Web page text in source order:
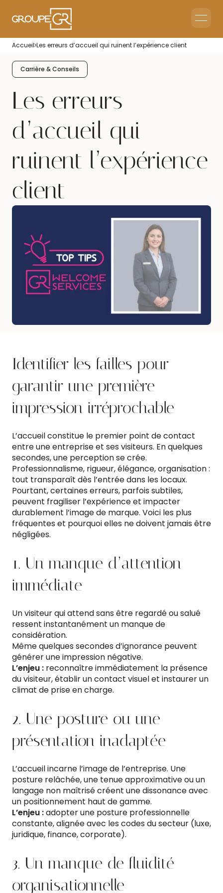
Le groupe GR
Accueil en Entreprise
Accueil Les erreurs d’accueil qui ruinent l’expérience client
Carrière & Conseils
Les erreurs
d’accueil qui
ruinent l’expérience
client
Identifier les failles pour
garantir une première
impression irréprochable
L’accueil constitue le premier point de contact
entre une entreprise et ses visiteurs. En quelques
secondes, une perception se crée.
Professionnalisme, rigueur, élégance, organisation :
tout transparaît dès l’entrée dans les locaux.
Pourtant, certaines erreurs, parfois subtiles,
peuvent fragiliser l’expérience et impacter
durablement l’image de marque. Voici les plus
fréquentes et pourquoi elles ne doivent jamais être
négligées.
1. Un manque d’attention
immédiate
Un visiteur qui attend sans être regardé ou salué
ressent instantanément un manque de
considération.
Même quelques secondes d’ignorance peuvent
générer une impression négative.
L’enjeu : reconnaître immédiatement la présence
du visiteur, établir un contact visuel et instaurer un
climat de prise en charge.
2. Une posture ou une
présentation inadaptée
L’accueil incarne l’image de l’entreprise. Une
posture relâchée, une tenue approximative ou un
langage non maîtrisé créent une dissonance avec
un positionnement haut de gamme.
L’enjeu :adopter une posture professionnelle
constante, alignée avec les codes du secteur (luxe,
juridique, finance, corporate).
3. Un manque de fluidité
organisationnelle